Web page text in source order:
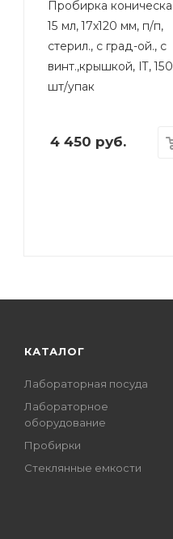
Пробирка
15 мл, 17х120 мм, п/п,
стерил., с град-ой., с
винт.,крышкой, IT, 150
шт/упак
4 450 руб.
КАТАЛОГ
Лабораторная посуда
Лабораторное
оборудование
Пробирки
Стеклянные емкости